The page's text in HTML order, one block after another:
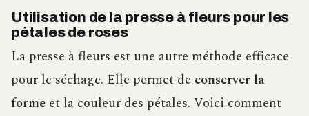
Utilisation de la presse à fleurs pour les
pétales de roses
La presse à fleurs est une autre méthode efficace
pour le séchage. Elle permet de conserver la
forme et la couleur des pétales. Voici comment